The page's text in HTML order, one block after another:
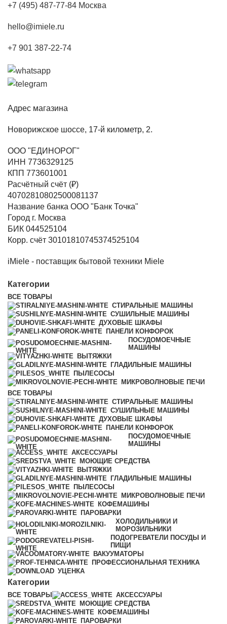
+7 (495) 487-77-84 Москва
hello@imiele.ru
+7 901 387-22-74
Адрес магазина
Новорижское шоссе, 17-й километр, 2.
ООО "ЕДИНОРОГ"
ИНН 7736329125
КПП 773601001
Расчётный счёт (₽)
40702810802500081137
Название банка ООО "Банк Точка"
Город г. Москва
БИК 044525104
Корр. счёт 30101810745374525104
iMiele - поставщик бытовой техники Miele
Категории
ВСЕ ТОВАРЫ
СТИРАЛЬНЫЕ МАШИНЫ
СУШИЛЬНЫЕ МАШИНЫ
ДУХОВЫЕ ШКАФЫ
ПАНЕЛИ КОНФОРОК
ПОСУДОМОЕЧНЫЕ
МАШИНЫ
ВЫТЯЖКИ
ГЛАДИЛЬНЫЕ МАШИНЫ
ПЫЛЕСОСЫ
МИКРОВОЛНОВЫЕ ПЕЧИ
ВСЕ ТОВАРЫ
СТИРАЛЬНЫЕ МАШИНЫ
СУШИЛЬНЫЕ МАШИНЫ
ДУХОВЫЕ ШКАФЫ
ПАНЕЛИ КОНФОРОК
ПОСУДОМОЕЧНЫЕ
МАШИНЫ
АКСЕССУАРЫ
МОЮЩИЕ СРЕДСТВА
ВЫТЯЖКИ
ГЛАДИЛЬНЫЕ МАШИНЫ
ПЫЛЕСОСЫ
МИКРОВОЛНОВЫЕ ПЕЧИ
КОФЕМАШИНЫ
ПАРОВАРКИ
ХОЛОДИЛЬНИКИ И
МОРОЗИЛЬНИКИ
ПОДОГРЕВАТЕЛИ ПОСУДЫ И
ПИЩИ
ВАКУУМАТОРЫ
ПРОФЕССИОНАЛЬНАЯ ТЕХНИКА
УЦЕНКА
Категории
ВСЕ ТОВАРЫ
АКСЕССУАРЫ
МОЮЩИЕ СРЕДСТВА
КОФЕМАШИНЫ
ПАРОВАРКИ